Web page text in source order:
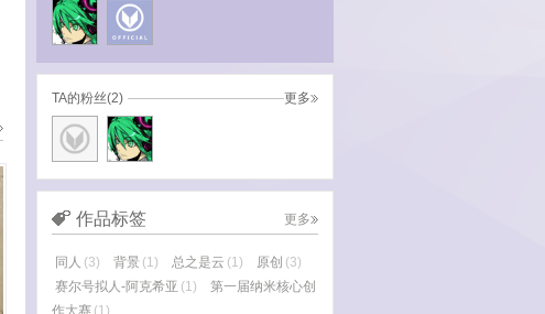
TA的粉丝(2) 更多
更多
作品标签
同人 (3) 背景 (1) 总之是云 (1) 原创 (3)
赛尔号拟人-阿克希亚 (1)
第一届纳米核心创
作大赛 (1)